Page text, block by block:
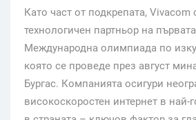
Като част от подкрепата, Vivacom
технологичен партньор на
Международна олимпиада по
която се проведе през август
Бургас. Компанията осигури
високоскоростен интернет в най-